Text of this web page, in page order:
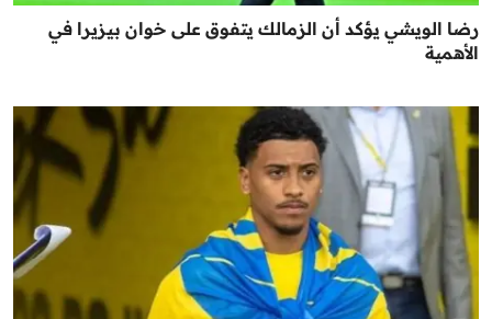
رضا الويشي يؤكد أن الزمالك يتفوق على خوان بيزيرا في
الأهمية